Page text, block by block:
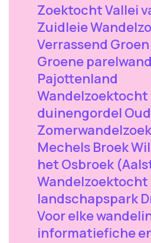
Zoektocht Vallei
Zuidleie
Verrassend
Groene
Pajottenland
Wandelzoektocht
duinengordel
Mechels Broek
het Osbroek
Wandelzoektocht
landschapspark
Voor elke
informatiefiche